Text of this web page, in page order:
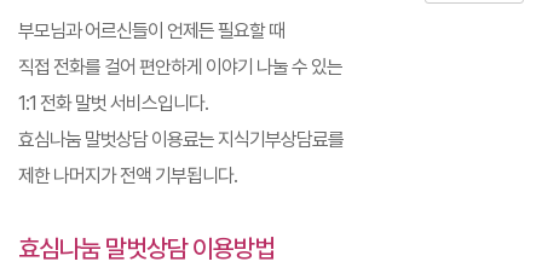
부모님과 어르신들이 언제든 필요할 때
직접 전화를 걸어 편안하게 이야기 나눌 수 있는
1:1 전화 말벗 서비스입니다.
효심나눔 말벗상담 이용료는 지식기부상담료를
제한 나머지가 전액 기부됩니다.
효심나눔 말벗상담 이용방법